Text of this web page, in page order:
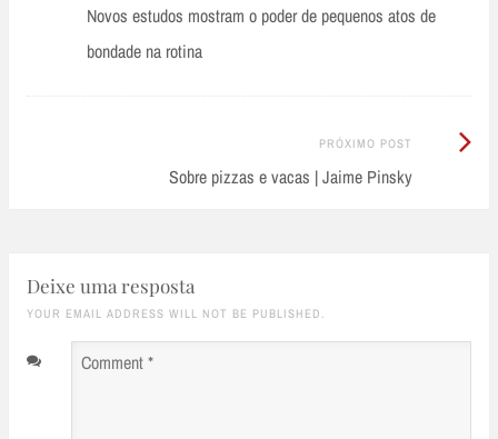
navigation
Anterior:
Novos estudos mostram o poder de pequenos atos de
bondade na rotina
PRÓXIMO POST
Sobre pizzas e vacas | Jaime Pinsky
Próximo
Deixe uma resposta
YOUR EMAIL ADDRESS WILL NOT BE PUBLISHED.
Comment